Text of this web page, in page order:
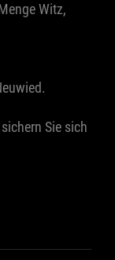
Witz,
Sie sich